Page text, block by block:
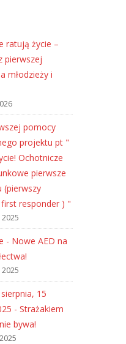
ratują życie –
pierwszej
młodzieży i
pomocy
projektu pt "
Ochotnicze
pierwsze
(pierwszy
responder ) "
- Nowe AED na
15
- Strażakiem
bywa!